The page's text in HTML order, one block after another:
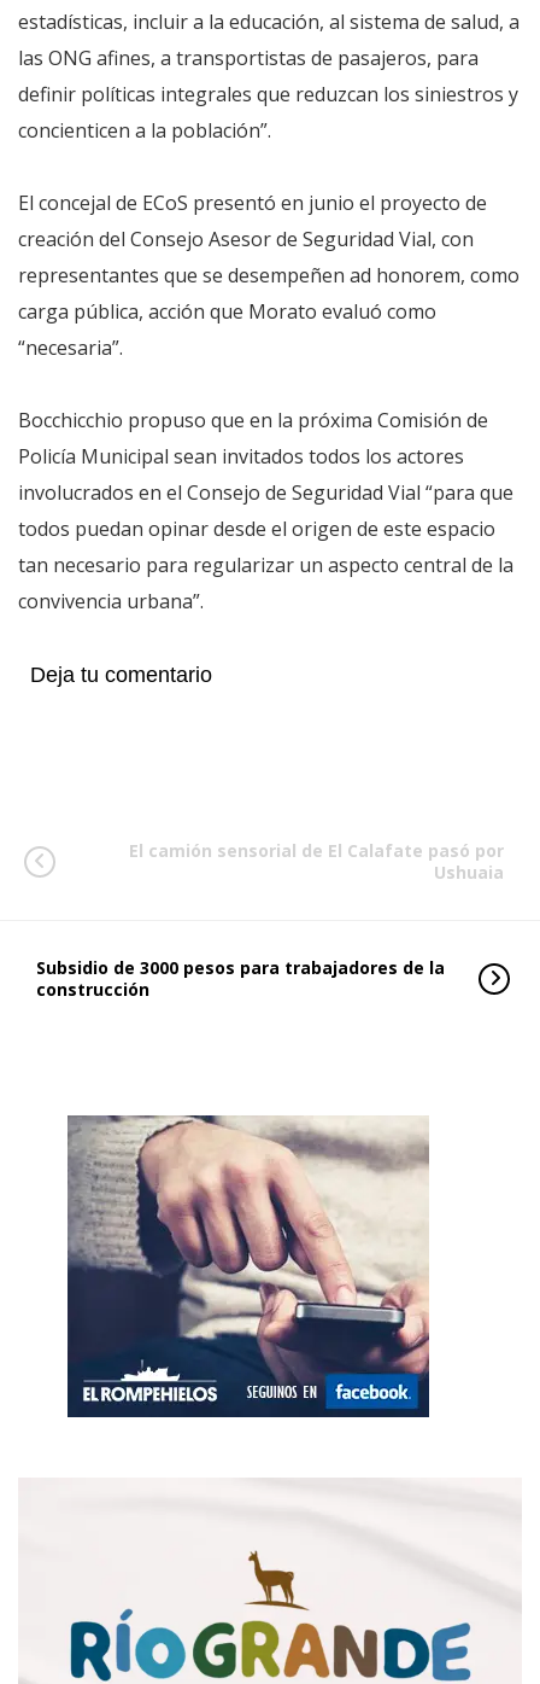
estadísticas, incluir a la educación, al sistema de salud, a
las ONG afines, a transportistas de pasajeros, para
definir políticas integrales que reduzcan los siniestros y
concienticen a la población”.
El concejal de ECoS presentó en junio el proyecto de
creación del Consejo Asesor de Seguridad Vial, con
representantes que se desempeñen ad honorem, como
carga pública, acción que Morato evaluó como
“necesaria”.
Bocchicchio propuso que en la próxima Comisión de
Policía Municipal sean invitados todos los actores
involucrados en el Consejo de Seguridad Vial “para que
todos puedan opinar desde el origen de este espacio
tan necesario para regularizar un aspecto central de la
convivencia urbana”.
Deja tu comentario
El camión sensorial de El Calafate pasó por
Ushuaia
Subsidio de 3000 pesos para trabajadores de la
construcción